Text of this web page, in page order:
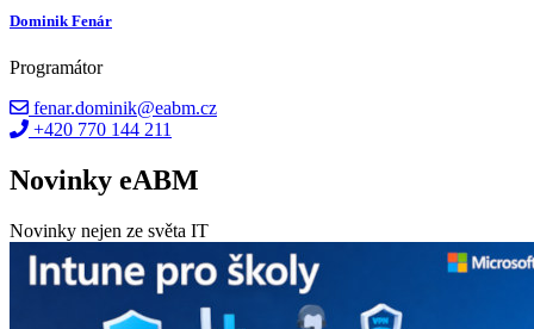
Dominik Fenár
Programátor
fenar.dominik@eabm.cz
+420 770 144 211
Novinky eABM
Novinky nejen ze světa IT